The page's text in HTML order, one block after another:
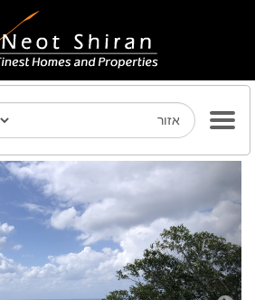
Next